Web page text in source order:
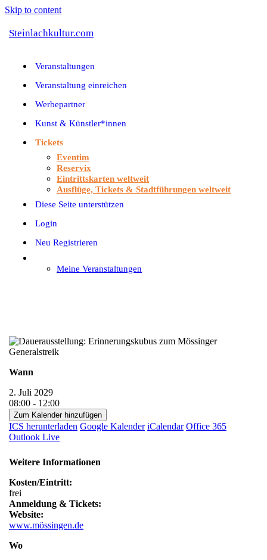
Skip to content
Steinlachkultur.com
Veranstaltungen
Veranstaltung einreichen
Werbepartner
Kunst & Künstler*innen
Tickets
Eventim
Reservix
Eintrittskarten weltweit
Ausflüge, Tickets & Stadtführungen weltweit
Diese Seite unterstützen
Login
Neu Registrieren
Meine Veranstaltungen
Wann
2. Juli 2029
08:00 - 12:00
Zum Kalender hinzufügen
ICS herunterladen Google Kalender iCalendar Office 365
Outlook Live
Weitere Informationen
Kosten/Eintritt:
frei
Anmeldung & Tickets:
Website:
www.mössingen.de
Wo